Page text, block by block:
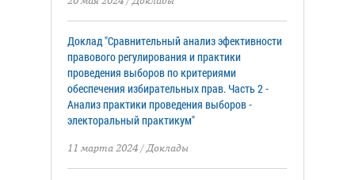
Доклад "Сравнительный анализ эфективности
правового регулирования и практики
проведения выборов по критериями
обеспечения избирательных прав. Часть 2 -
Анализ практики проведения выборов -
электоральный практикум"
11 марта 2024 /Доклады